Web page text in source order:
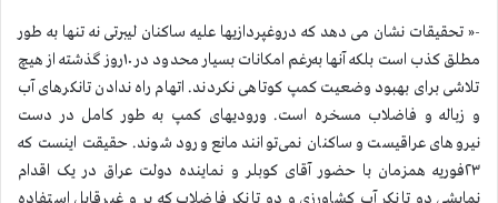
-« تحقیقات نشان می دهد که دروغپردازیها علیه ساکنان لیبرتی نه تنها به طور
مطلق کذب است بلکه آنها به‌رغم امکانات بسیار محدود در ۱۰روز گذشته از هیچ
تلاشی برای بهبود وضعیت کمپ کوتاهی نکردند. اتهام راه ندادن تانکرهای آب
و زباله و فاضلاب مسخره است. ورودیهای کمپ به طور کامل در دست
نیروهای عراقیست و ساکنان نمی‌توانند مانع ورود شوند. حقیقت اینست که
۲۳فوریه همزمان با حضور آقای کوبلر و نماینده دولت عراق در یک اقدام
نمایشی دو تانکر آب کشاورزی و دو تانکر فاضلاب که پر و غیرقابل استفاده